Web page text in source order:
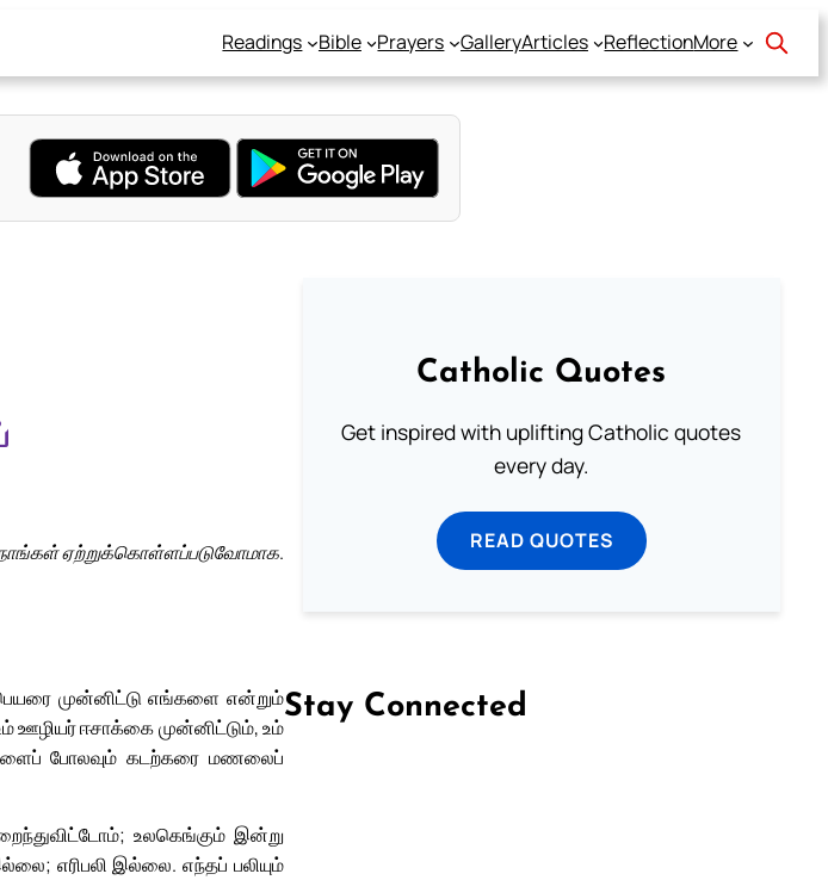
Readings Bible Prayers GalleryArticles ReflectionMore
ஏற்றுக்கொள்ளப்படுவோமாக.
பெயரை முன்னிட்டு எங்களை என்றும்
ஊழியர் ஈசாக்கை முன்னிட்டும், உம்
போலவும் கடற்கரை மணலைப்
உலகெங்கும் இன்று
எரிபலி இல்லை. எந்தப் பலியும்
Catholic Quotes
Get inspired with uplifting Catholic quotes
every day.
READ QUOTES
Stay Connected
Follow us on Facebook